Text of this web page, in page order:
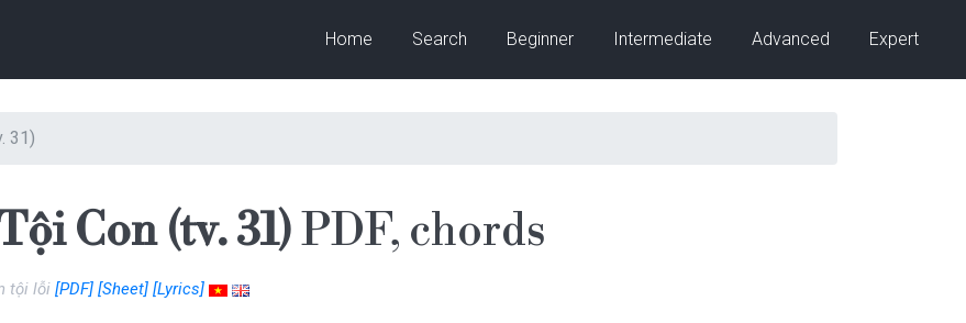
Home Search Beginner Intermediate Advanced Expert
31)
Con (tv. 31)PDF, chords
tội lỗi [PDF] [Sheet] [Lyrics]